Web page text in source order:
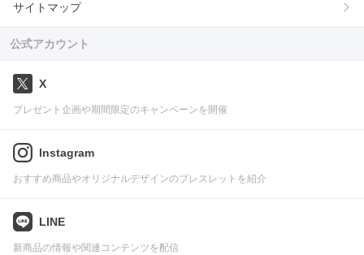
サイトマップ
公式アカウント
X
プレゼント企画や期間限定のキャンペーンを開催
Instagram
おすすめ商品やオリジナルデザインのブレスレットを紹介
LINE
新商品の情報や関連コンテンツを配信